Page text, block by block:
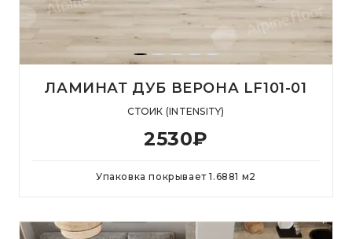
ЛАМИНАТ ДУБ ВЕРОНА LF101-01
СТОИК (INTENSITY)
2530₽
Упаковка покрывает1.6881 м2